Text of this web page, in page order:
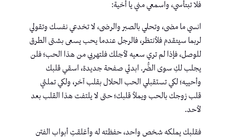
فلا تبتأسي، واسمعي مني يا أخية:
انسي ما مضى، وتحلي بالصبر والرضى، لا تخدعي نفسك وتقولي
لربما سيتقدم فلأنتظر، فالرجل عندما يحب يسعى بشتى الطرق
للوصل، فإذا لم تري سعيه لأجلك فلتهربي من هذا الحب؛ فلن
يجلب لكِ سوى الضُّر. ابدئي صفحة جديدة، اسقي قلبك
وأحييه؛ لكي تستقبلي الحب الحلال بقلب آخر، ولكي تملئي
قلب زوجك بالحب ويملأ قلبك؛ حتى لا يلتفت هذا القلب بعد
لأحد.
فقلبك يملكه شخص واحد، حفظته له وأغلقتِ أبواب الفتن